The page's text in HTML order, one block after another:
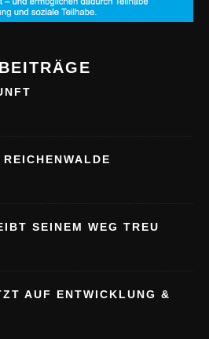
SEINEM WEG TREU
AUF ENTWICKLUNG &